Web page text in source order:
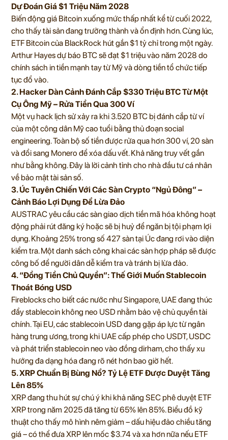
Dự Đoán Giá $1 Triệu Năm 2028
Biến động giá Bitcoin xuống mức thấp nhất kể từ cuối 2022,
cho thấy tài sản đang trưởng thành và ổn định hơn. Cùng lúc,
ETF Bitcoin của BlackRock hút gần $1 tỷ chỉ trong một ngày.
Arthur Hayes dự báo BTC sẽ đạt $1 triệu vào năm 2028 do
chính sách in tiền mạnh tay từ Mỹ và dòng tiền tổ chức tiếp
tục đổ vào.
2. Hacker Dàn Cảnh Đánh Cắp $330 Triệu BTC Từ Một
Cụ Ông Mỹ – Rửa Tiền Qua 300 Ví
Một vụ hack lịch sử xảy ra khi 3.520 BTC bị đánh cắp từ ví
của một công dân Mỹ cao tuổi bằng thủ đoạn social
engineering. Toàn bộ số tiền được rửa qua hơn 300 ví, 20 sàn
và đổi sang Monero để xóa dấu vết. Khả năng truy vết gần
như bằng không. Đây là lời cảnh tỉnh cho nhà đầu tư cá nhân
về bảo mật tài sản số.
3. Úc Tuyên Chiến Với Các Sàn Crypto “Ngủ Đông” –
Cảnh Báo Lợi Dụng Để Lừa Đảo
AUSTRAC yêu cầu các sàn giao dịch tiền mã hóa không hoạt
động phải rút đăng ký hoặc sẽ bị huỷ để ngăn bị tội phạm lợi
dụng. Khoảng 25% trong số 427 sàn tại Úc đang rơi vào diện
kiểm tra. Một danh sách công khai các sàn hợp pháp sẽ được
công bố để người dân dễ kiểm tra và tránh bị lừa đảo.
4. “Đồng Tiền Chủ Quyền”: Thế Giới Muốn Stablecoin
Thoát Bóng USD
Fireblocks cho biết các nước như Singapore, UAE đang thúc
đẩy stablecoin không neo USD nhằm bảo vệ chủ quyền tài
chính. Tại EU, các stablecoin USD đang gặp áp lực từ ngân
hàng trung ương, trong khi UAE cấp phép cho USDT, USDC
và phát triển stablecoin neo vào đồng dirham, cho thấy xu
hướng đa dạng hóa đang rõ nét hơn bao giờ hết.
5. XRP Chuẩn Bị Bùng Nổ? Tỷ Lệ ETF Được Duyệt Tăng
Lên 85%
XRP đang thu hút sự chú ý khi khả năng SEC phê duyệt ETF
XRP trong năm 2025 đã tăng từ 65% lên 85%. Biểu đồ kỹ
thuật cho thấy mô hình nêm giảm – dấu hiệu đảo chiều tăng
giá – có thể đưa XRP lên mốc $3.74 và xa hơn nữa nếu ETF